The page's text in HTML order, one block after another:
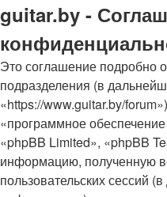
guitar.by -
Это соглашение подробно
подразделения (в
«https://www.guitar.by/
«программное
«phpBB Limited», «phpBB
информацию, полученную
пользовательских сессий